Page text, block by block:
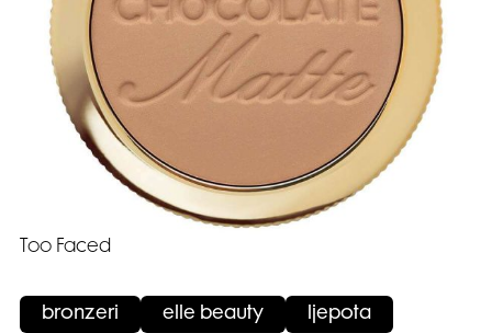
Too Faced
bronzeri elle beauty ljepota